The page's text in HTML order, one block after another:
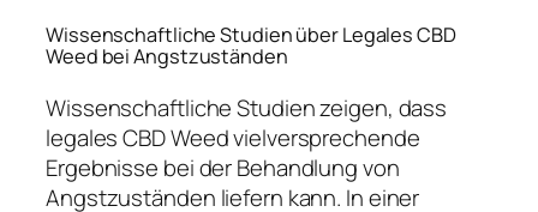
Wissenschaftliche Studien über Legales CBD
Weed bei Angstzuständen
Wissenschaftliche Studien zeigen, dass
legales CBD Weed vielversprechende
Ergebnisse bei der Behandlung von
Angstzuständen liefern kann. In einer